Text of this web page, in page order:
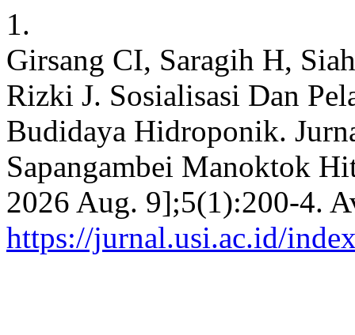
1.
Girsang CI, Saragih H,
Rizki J. Sosialisasi Dan
Budidaya Hidroponik.
Sapangambei Manoktok
2026 Aug. 9];5(1):200-4.
https://jurnal.usi.ac.id/